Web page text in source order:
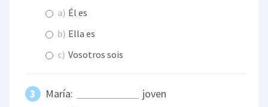
a) Él es
b) Ella es
c) Vosotros sois
María: joven